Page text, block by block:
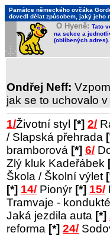
Památce německého ovčáka
dovedl dělat způsobem, jaký jeho
O Hyeně: Tato
na sekce a
(oblíbených adres).
Ondřej Neff:
jak se to uchovalo
1/Životní styl [*] 2/
/ Slapská přehrada
bramborová [*] 6/
Zlý kluk Kadeřábek
Škola / Školní výlet
[*] 14/ Pionýr [*] 15/
Tramvaje -
Jaká jezdila auta [*]
reforma [*] 24/